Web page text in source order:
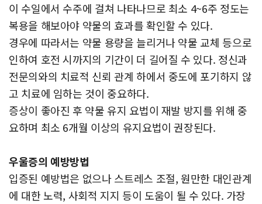
이 수일에서 수주에 걸쳐 나타나므로 최소 4~6주 정도는
복용을 해보아야 약물의 효과를 확인할 수 있다.
경우에 따라서는 약물 용량을 늘리거나 약물 교체 등으로
인하여 호전 시까지의 기간이 더 길어질 수 있다. 정신과
전문의와의 치료적 신뢰 관계 하에서 중도에 포기하지 않
고 치료에 임하는 것이 중요하다.
증상이 좋아진 후 약물 유지 요법이 재발 방지를 위해 중
요하며 최소 6개월 이상의 유지요법이 권장된다.
우울증의 예방방법
입증된 예방법은 없으나 스트레스 조절, 원만한 대인관계
에 대한 노력, 사회적 지지 등이 도움이 될 수 있다. 가장